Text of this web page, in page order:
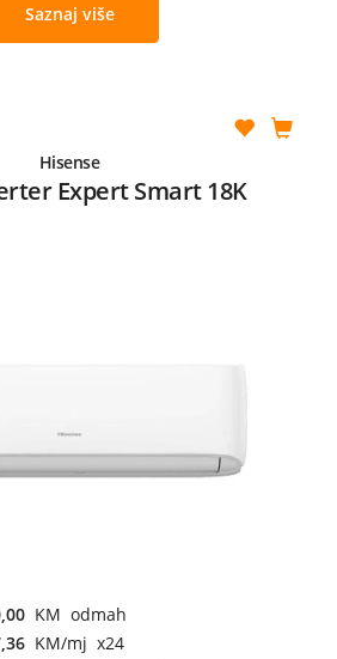
Saznaj više
Hisense
Expert Smart 18K
KM odmah
KM/mj x24